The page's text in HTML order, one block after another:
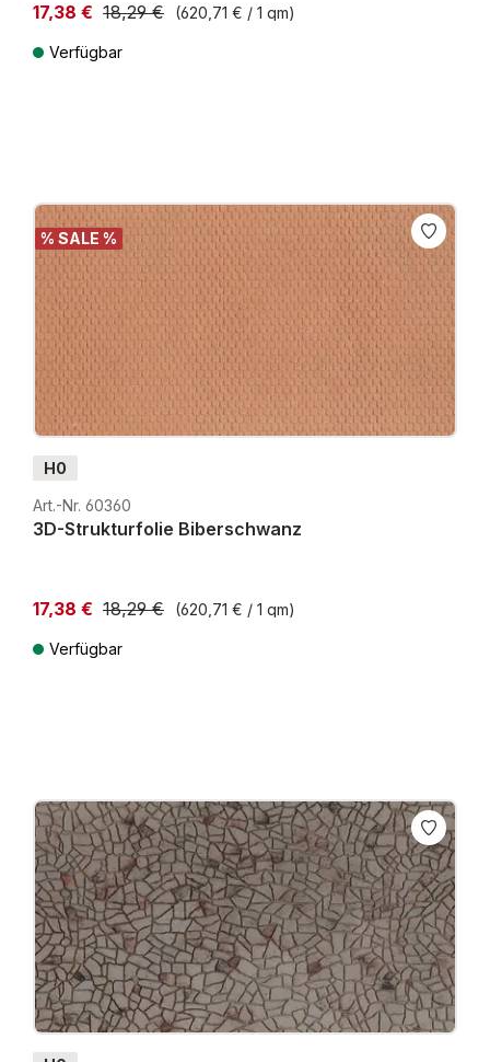
17,38 € 18,29 € (620,71 € / 1 qm)
Verfügbar
% SALE %
H0
Art.-Nr. 60360
3D-Strukturfolie Biberschwanz
17,38 € 18,29 € (620,71 € / 1 qm)
Verfügbar